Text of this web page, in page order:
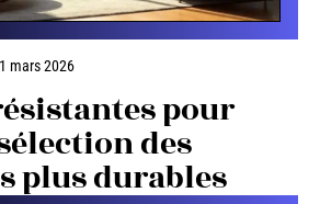
mars 2026
pour
des
plus durables